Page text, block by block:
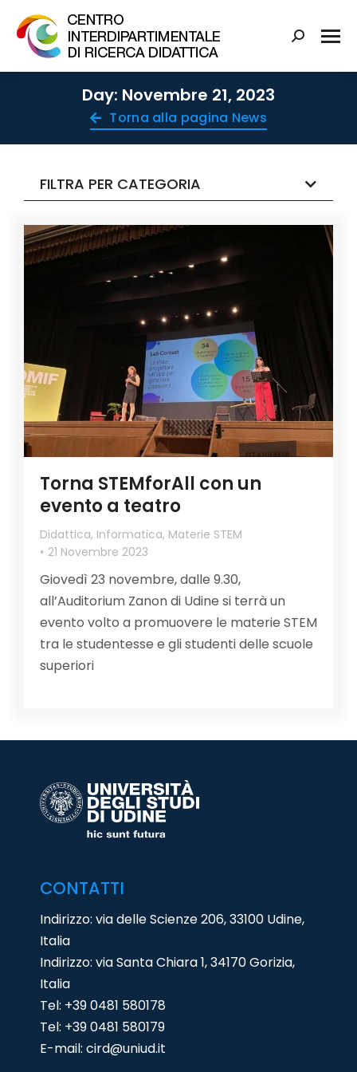
Day: Novembre 21, 2023
Torna alla pagina News
FILTRA PER CATEGORIA
Torna STEMforAll con un
evento a teatro
Didattica, Informatica, Materie STEM
21 Novembre 2023
Giovedì 23 novembre, dalle 9.30,
all’Auditorium Zanon di Udine si terrà un
evento volto a promuovere le materie STEM
tra le studentesse e gli studenti delle scuole
superiori
CONTATTI
Indirizzo: via delle Scienze 206, 33100 Udine,
Italia
Indirizzo: via Santa Chiara 1, 34170 Gorizia,
Italia
Tel: +39 0481 580178
Tel: +39 0481 580179
E-mail: cird@uniud.it